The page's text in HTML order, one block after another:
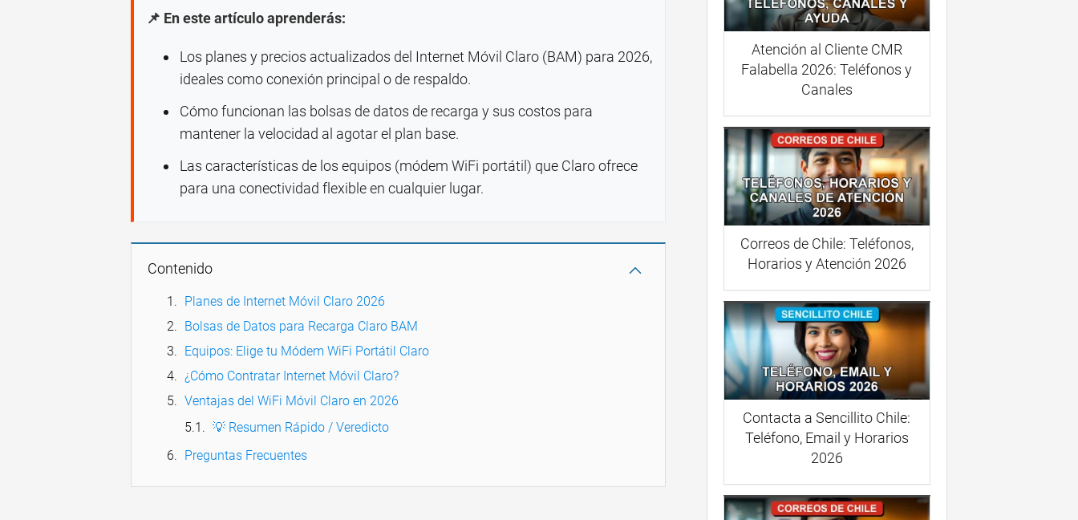
📌 En este artículo aprenderás:
Los planes y precios actualizados del Internet Móvil Claro (BAM) para 2026,
ideales como conexión principal o de respaldo.
Cómo funcionan las bolsas de datos de recarga y sus costos para
mantener la velocidad al agotar el plan base.
Las características de los equipos (módem WiFi portátil) que Claro ofrece
para una conectividad flexible en cualquier lugar.
Contenido
Planes de Internet Móvil Claro 2026
Bolsas de Datos para Recarga Claro BAM
Equipos: Elige tu Módem WiFi Portátil Claro
¿Cómo Contratar Internet Móvil Claro?
Ventajas del WiFi Móvil Claro en 2026
💡 Resumen Rápido / Veredicto
Preguntas Frecuentes
Atención al Cliente CMR
Falabella 2026: Teléfonos y
Canales
Correos de Chile: Teléfonos,
Horarios y Atención 2026
Contacta a Sencillito Chile:
Teléfono, Email y Horarios
2026